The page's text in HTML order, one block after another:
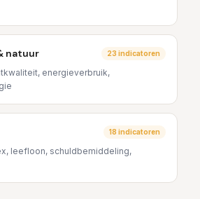
natuur 23 indicatoren
energieverbruik,
18 indicatoren
leefloon, schuldbemiddeling,